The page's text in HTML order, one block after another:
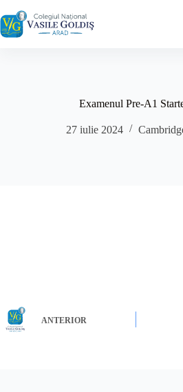
la
conținut
Examenul Pre-A1
27 iulie 2024
ANTERIOR